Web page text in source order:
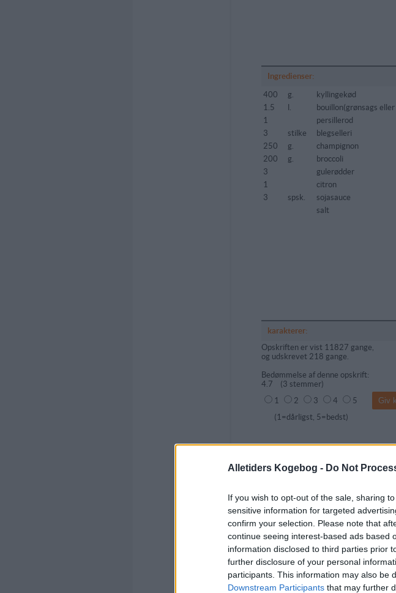
Alletiders Kogebog - Do Not
If you wish to opt-out of the sale, sharing
sensitive information for targeted
confirm your selection. Please note that
continue seeing interest-based ads based
information disclosed to third parties prior
further disclosure of your personal
participants. This information may also be
Downstream Participants that may further
Ingredienser:
400
g.
kyllingekød
1.5
l.
bouillon(grønsags eller
1
persillerod
3
stilke
blegselleri
250
g.
champignon
200
g.
broccoli
3
gulerødder
1
citron
3
spsk.
sojasauce
salt
karakterer:
Opskriften er vist 11827 gange,
og udskrevet 218 gange.
Bedømmelse af denne opskrift:
4.7 (3 stemmer)
1
2 3 4
5
(1=dårligst, 5=bedst)
Kommentar fra:
Kommentar: